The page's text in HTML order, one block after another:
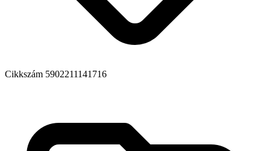
Cikkszám 5902211141716